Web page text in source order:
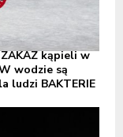
kąpieli w
wodzie są
ludzi BAKTERIE